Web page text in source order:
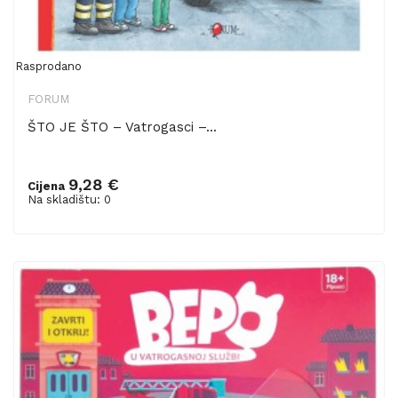
Rasprodano
FORUM
ŠTO JE ŠTO – Vatrogasci –...
Cijena 9,28 €
Na skladištu: 0